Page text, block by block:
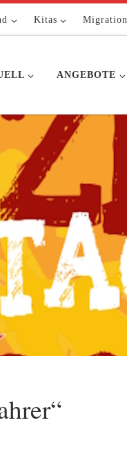
Kitas Migration
ANGEBOTE